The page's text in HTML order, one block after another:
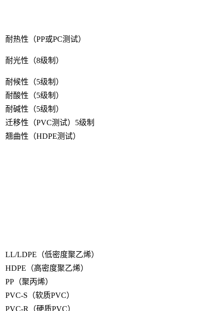
耐热性（PP或PC测试）
耐光性（8级制）
耐候性（5级制）
耐酸性（5级制）
耐碱性（5级制）
迁移性（PVC测试）5级制
翘曲性（HDPE测试）
LL/LDPE（低密度聚乙烯）
HDPE（高密度聚乙烯）
PP（聚丙烯）
PVC-S（软质PVC）
PVC-R（硬质PVC）